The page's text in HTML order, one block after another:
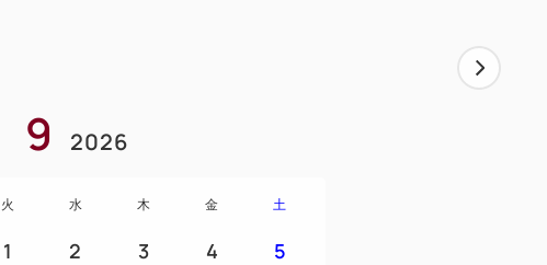
9 2026
火 水 木 金 土
1 2 3 4 5